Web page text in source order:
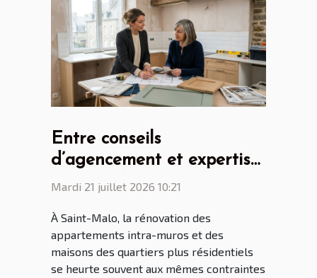
Entre conseils
d’agencement et expertise
: le rôle clé du cuisiniste
rénovation malouine
Mardi 21 juillet 2026 10:21
À Saint-Malo, la rénovation des
appartements intra-muros et des
maisons des quartiers plus résidentiels
se heurte souvent aux mêmes contraintes